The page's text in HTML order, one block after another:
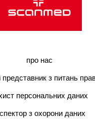
про нас
з питань
персональних даних
з охорони даних